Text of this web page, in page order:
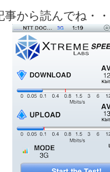
事から読んでね・